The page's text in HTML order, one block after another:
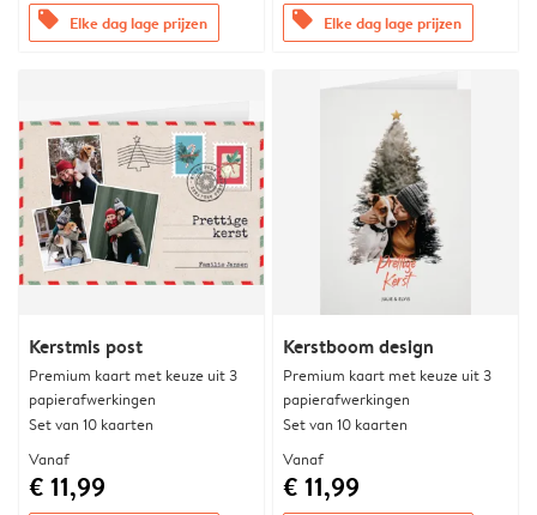
offers Elke dag lage prijzen offers Elke dag lage prijzen
Kerstmis post
Premium kaart met keuze uit 3
papierafwerkingen
Set van 10 kaarten
Vanaf
€ 11,99
Kerstboom design
Premium kaart met keuze uit 3
papierafwerkingen
Set van 10 kaarten
Vanaf
€ 11,99